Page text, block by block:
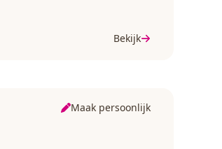
Bekijk
Maak persoonlijk